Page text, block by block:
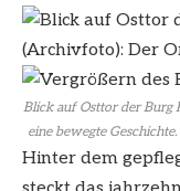
Blick auf Osttor der Burg
eine bewegte
Hinter dem